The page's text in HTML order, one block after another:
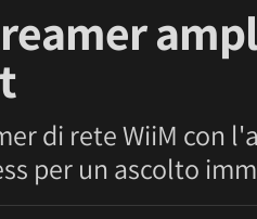
di rete WiiM con
per un ascolto